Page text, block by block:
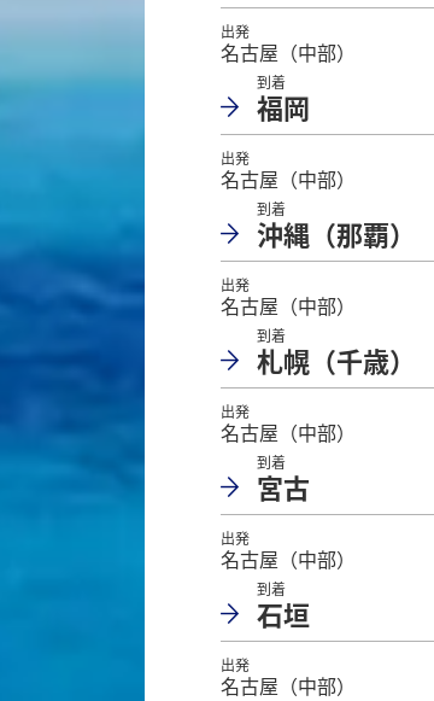
出発
名古屋（中部）
到着
福岡
出発
名古屋（中部）
到着
沖縄（那覇）
出発
名古屋（中部）
到着
札幌（千歳）
出発
名古屋（中部）
到着
宮古
出発
名古屋（中部）
到着
石垣
出発
名古屋（中部）